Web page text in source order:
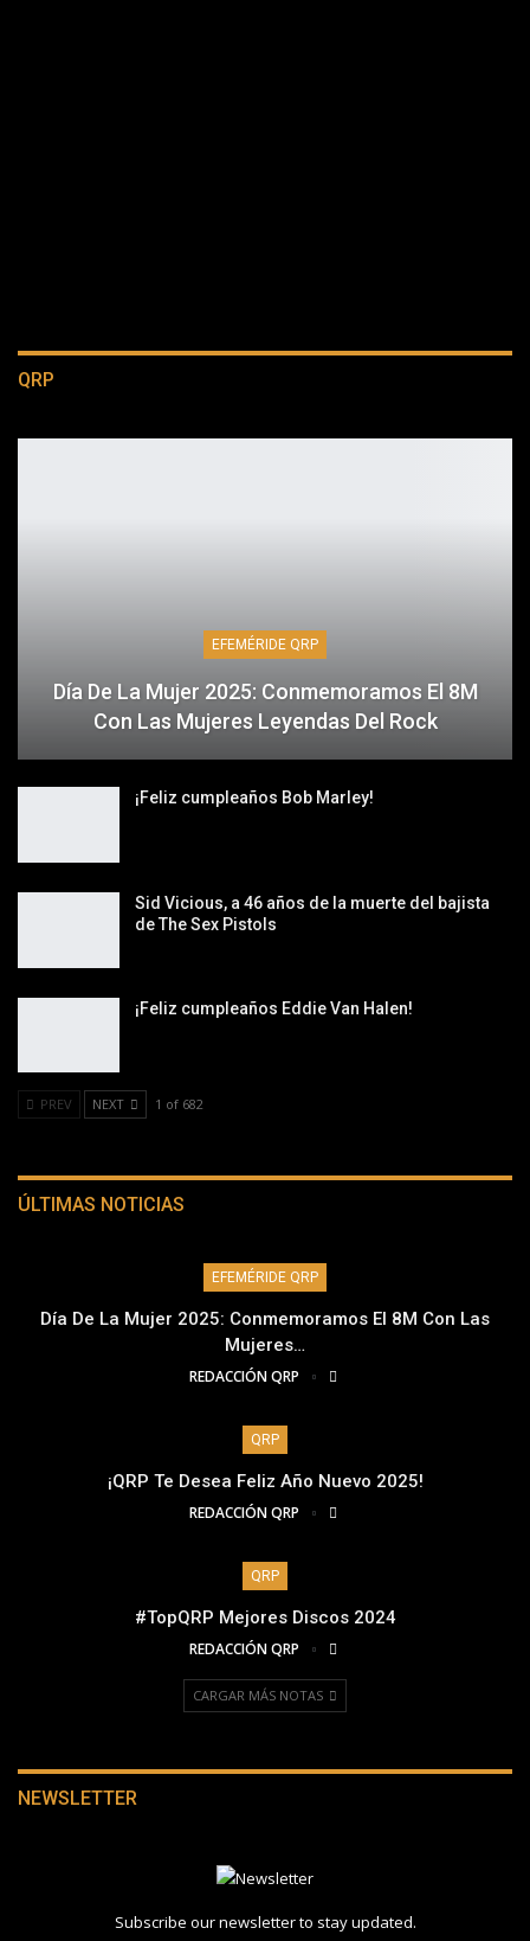
QRP
EFEMÉRIDE QRP
Día De La Mujer 2025: Conmemoramos El 8M
Con Las Mujeres Leyendas Del Rock
¡Feliz cumpleaños Bob Marley!
Sid Vicious, a 46 años de la muerte del bajista
de The Sex Pistols
¡Feliz cumpleaños Eddie Van Halen!
PREV NEXT 1 of 682
ÚLTIMAS NOTICIAS
EFEMÉRIDE QRP
Día De La Mujer 2025: Conmemoramos El 8M Con Las
Mujeres…
REDACCIÓN QRP
QRP
¡QRP Te Desea Feliz Año Nuevo 2025!
REDACCIÓN QRP
QRP
#TopQRP Mejores Discos 2024
REDACCIÓN QRP
CARGAR MÁS NOTAS
NEWSLETTER
Subscribe our newsletter to stay updated.